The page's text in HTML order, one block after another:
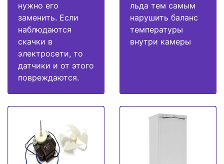
нужно его
заменить. Если
наблюдаются
скачки в
электросети, то
датчики и от этого
повреждаются.
льда тем самым
нарушить баланс
температуры
внутри камеры